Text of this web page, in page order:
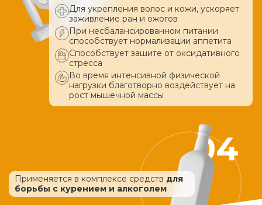
Для укрепления волос и кожи, ускоряет
заживление ран и ожогов
При несбалансированном питании
способствует нормализации аппетита
Способствует зашите от оксидативного
стресса
Во время интенсивной физической
нагрузки благотворно воздействует на
рост мышечной массы
Применяется в комплексе средств для
борьбы с курением и алкоголем